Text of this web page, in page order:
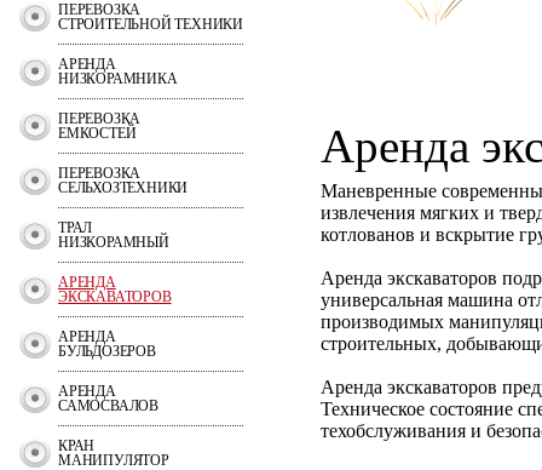
ПЕРЕВОЗКА
СТРОИТЕЛЬНОЙ ТЕХНИКИ
АРЕНДА
НИЗКОРАМНИКА
ПЕРЕВОЗКА
ЕМКОСТЕЙ
ПЕРЕВОЗКА
СЕЛЬХОЗТЕХНИКИ
ТРАЛ
НИЗКОРАМНЫЙ
АРЕНДА
ЭКСКАВАТОРОВ
АРЕНДА
БУЛЬДОЗЕРОВ
АРЕНДА
САМОСВАЛОВ
КРАН
МАНИПУЛЯТОР
Аренда
Маневренные
извлечения мягких и
котлованов и вскрытие
Аренда экскаваторов
универсальная машина
производимых
строительных,
Аренда экскаваторов
Техническое состояние
техобслуживания и